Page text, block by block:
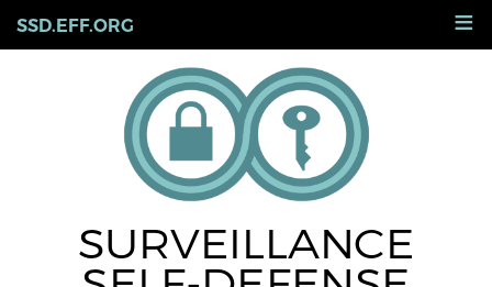
toSSD.EFF.ORG ≡
SURVEILLANCE